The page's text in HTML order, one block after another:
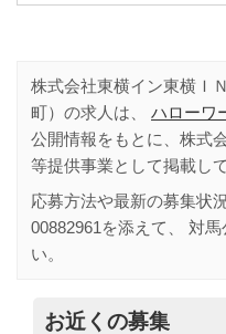
株式会社東横イン東横Ｉ
町）の求人は、 ハローワ
公開情報をもとに、株式
等提供事業として掲載し
応募方法や最新の募集状
00882961 を添えて、 対馬
い。
お近くの募集